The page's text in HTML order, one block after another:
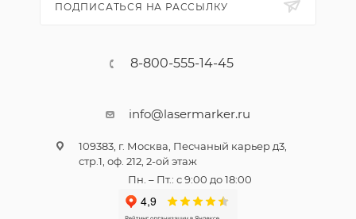
ПОДПИСАТЬСЯ НА РАССЫЛКУ
8-800-555-14-45
info@lasermarker.ru
109383, г. Москва, Песчаный карьер д3,
стр.1, оф. 212, 2-ой этаж
Пн. – Пт.: с 9:00 до 18:00